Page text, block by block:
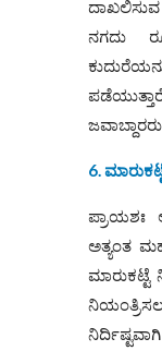
ದಾಖಲಿಸುವ
ನಗದು
6.
ಪ್ರಾಯಶಃ
ಅತ್ಯಂತ
ಮಾರುಕಟ್ಟೆ